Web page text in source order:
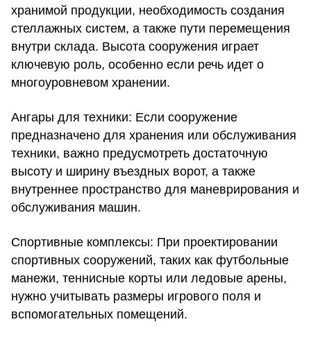
хранимой продукции, необходимость создания
стеллажных систем, а также пути перемещения
внутри склада. Высота сооружения играет
ключевую роль, особенно если речь идет о
многоуровневом хранении.
Ангары для техники: Если сооружение
предназначено для хранения или обслуживания
техники, важно предусмотреть достаточную
высоту и ширину въездных ворот, а также
внутреннее пространство для маневрирования и
обслуживания машин.
Спортивные комплексы: При проектировании
спортивных сооружений, таких как футбольные
манежи, теннисные корты или ледовые арены,
нужно учитывать размеры игрового поля и
вспомогательных помещений.